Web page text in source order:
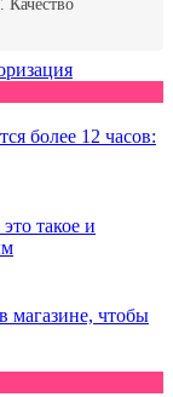
более 12 часов:
такое и
магазине, чтобы